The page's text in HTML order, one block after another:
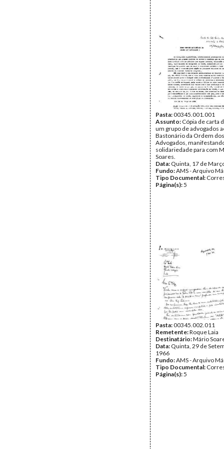
Pasta:00345.001.001
Assunto: Cópia de carta
um grupo de advogados
Bastonário da Ordem dos
Advogados,
solidariedade para com
Soares.
Data: Quinta, 17 de
Fundo:AMS - Arquivo
Tipo Documental:
Página(s):5
Pasta:00345.002.011
Remetente:Roque Laia
Destinatário:Mário
Data: Quinta, 29 de
1966
Fundo:AMS - Arquivo
Tipo Documental:
Página(s):5